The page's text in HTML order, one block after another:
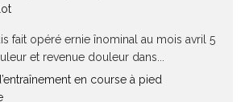
fait opéré ernie înominal au mois avril 5
et revenue douleur dans...
en course à pied